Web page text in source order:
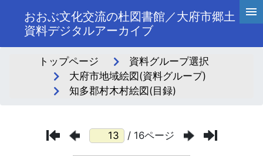
おおぶ文化交流の杜図書館／大府市郷土
資料デジタルアーカイブ
トップページ
資料グループ選択
大府市地域絵図(資料グループ)
知多郡村木村絵図(目録)
/ 16ページ